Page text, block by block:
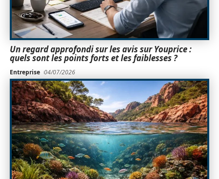
Un regard approfondi sur les avis sur Youprice :
quels sont les points forts et les faiblesses ?
Entreprise 04/07/2026